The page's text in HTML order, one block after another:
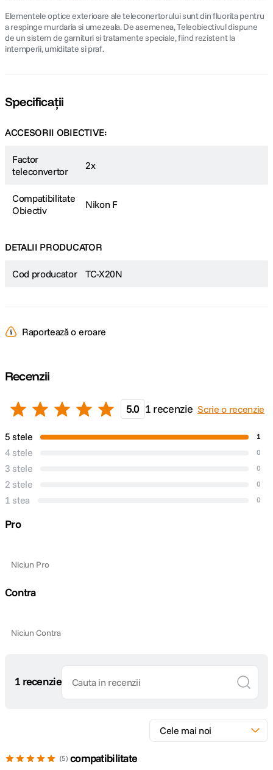
Elementele optice exterioare ale teleconertorului sunt din fluorita pentru
a respinge murdaria si umezeala. De asemenea, Teleobiectivul dispune
de un sistem de garnituri si tratamente speciale, fiind rezistent la
intemperii, umiditate si praf.
Specificații
ACCESORII OBIECTIVE:
Factor
teleconvertor
2x
Compatibilitate
Obiectiv
Nikon F
DETALII PRODUCATOR
Cod producator TC-X20N
Raportează o eroare
Recenzii
5.0 1 recenzie Scrie o recenzie
5 stele 1
4 stele 0
3 stele 0
2 stele 0
1 stea 0
Pro
Niciun Pro
Contra
Niciun Contra
1 recenzie
5 compatibilitate